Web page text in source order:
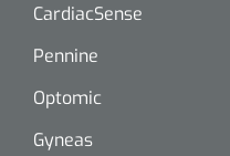
CardiacSense
Pennine
Optomic
Gyneas